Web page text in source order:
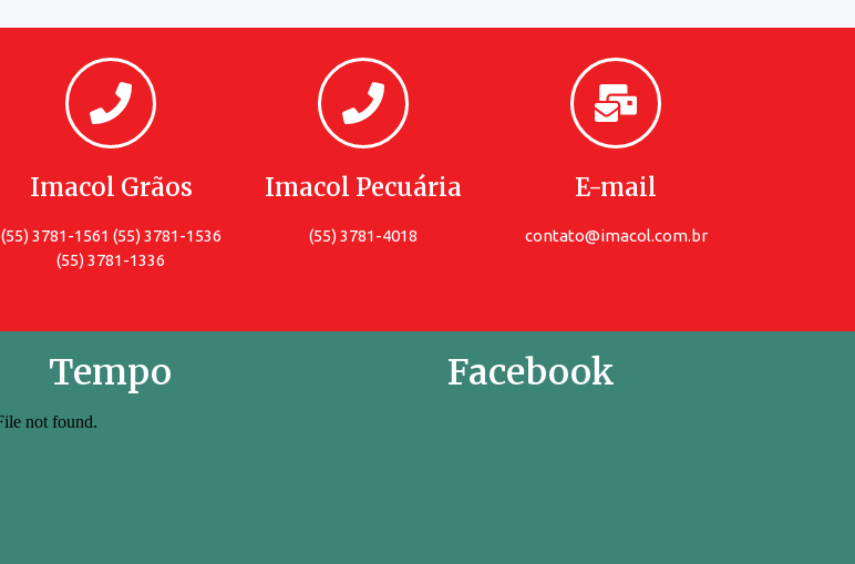
Imacol Grãos
(55) 3781-1561 (55) 3781-1536
(55) 3781-1336
Imacol Pecuária
(55) 3781-4018
E-mail
contato@imacol.com.br
Tempo Facebook